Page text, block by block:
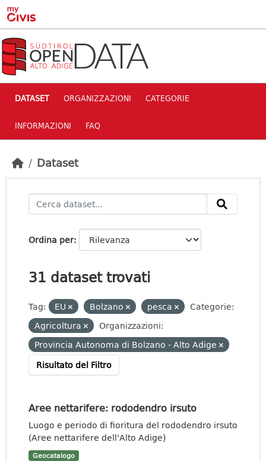
Skip to main content
DATASET ORGANIZZAZIONI CATEGORIE
INFORMAZIONI FAQ
Dataset
Ordina per
31 dataset trovati
Tag: EU Bolzano pesca
Categorie:
Agricoltura
Organizzazioni:
Provincia Autonoma di Bolzano - Alto Adige
Risultato del Filtro
Aree nettarifere: rododendro irsuto
Luogo e periodo di fioritura del rododendro irsuto
(Aree nettarifere dell'Alto Adige)
Geocatalogo